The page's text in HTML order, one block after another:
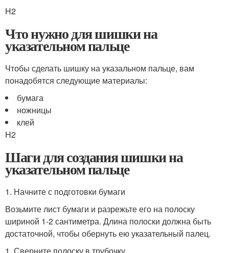
H2
Что нужно для шишки на
указательном пальце
Чтобы сделать шишку на указальном пальце, вам
понадобятся следующие материалы:
бумага
ножницы
клей
H2
Шаги для создания шишки на
указательном пальце
1. Начните с подготовки бумаги
Возьмите лист бумаги и разрежьте его на полоску
шириной 1-2 сантиметра. Длина полоски должна быть
достаточной, чтобы обернуть ею указательный палец.